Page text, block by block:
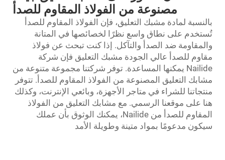
مصنوعة من الفولاذ المقاوم للصدأ
بالنسبة لمادة مشبك التعليق، فإن الفولاذ المقاوم للصدأ
تُستخدم على نطاق واسع نظرًا لخصائصها في المتانة
والمقاومة ضد الصدأ والتآكل. إذا كنت تبحث عن فولاذ
مقاوم للصدأ عالي الجودة مشبك التعليق فإن شركة
Nailide يمكنها المساعدة. توفر شركتنا مجموعة متنوعة من
مشابك التعليق المصنوعة من الفولاذ المقاوم للصدأ. تتوفر
منتجاتنا للشراء في متاجر الأجهزة، وبائعي الإنترنت، وكذلك
هنا على موقعنا الرسمي. مع مشابك التعليق من الفولاذ
المقاوم للصدأ من Nailide، يمكنك الوثوق بأن عملك
سيكون مدعومًا بمواد متينة وطويلة الأمد